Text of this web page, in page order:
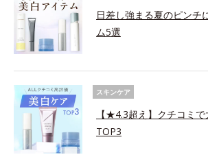
日差し強まる夏のピンチ
ム5選
スキンケア
【★4.3超え】クチコミ
TOP3